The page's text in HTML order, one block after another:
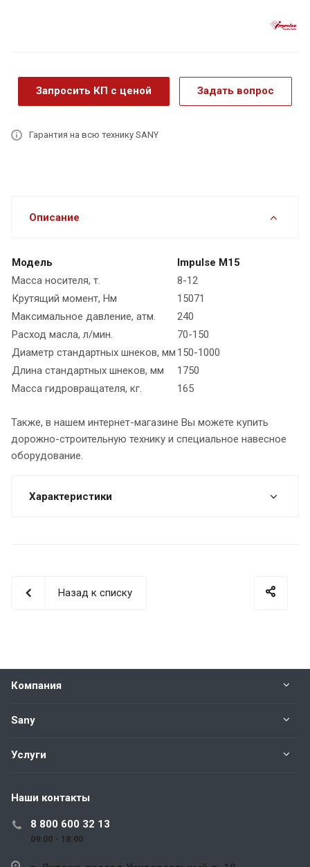
Запросить КП с ценой Задать вопрос
Гарантия на всю технику SANY
Описание
Модель
Impulse M15
Масса носителя, т.
8-12
Крутящий момент, Нм
15071
Максимальное давление, атм.
240
Расход масла, л/мин.
70-150
Диаметр стандартных шнеков, мм 150-1000
Длина стандартных шнеков, мм
1750
Масса гидровращателя, кг.
165
Также, в нашем интернет-магазине Вы можете купить
дорожно-строительную технику и специальное навесное
оборудование.
Характеристики
Назад к списку
Компания
Sany
Услуги
Наши контакты
8 800 600 32 13
09:00 - 18:00